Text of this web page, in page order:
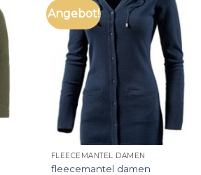
Angebot!
FLEECEMANTEL DAMEN
fleecemantel damen